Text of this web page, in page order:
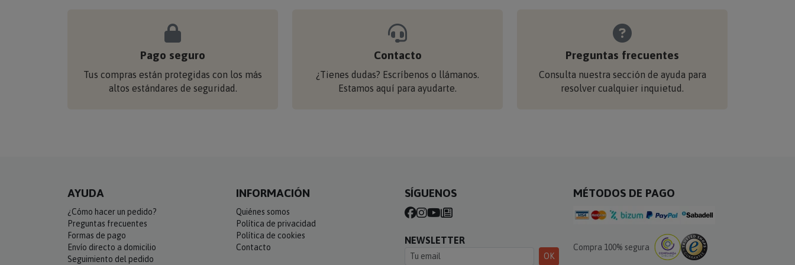
Pago seguro
Tus compras están protegidas con los más
altos estándares de seguridad.
Contacto
¿Tienes dudas? Escríbenos o llámanos.
Estamos aquí para ayudarte.
Preguntas frecuentes
Consulta nuestra sección de ayuda para
resolver cualquier inquietud.
AYUDA
¿Cómo hacer un pedido?
Preguntas frecuentes
Formas de pago
Envío directo a domicilio
Seguimiento del pedido
INFORMACIÓN
Quiénes somos
Política de privacidad
Política de cookies
Contacto
SÍGUENOS
NEWSLETTER
OK
MÉTODOS DE PAGO
Compra 100% segura